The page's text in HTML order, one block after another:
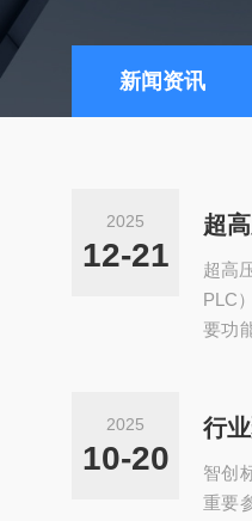
新闻资讯
2025
12-21
超
超高
PLC
要功
工作
结构
2025
10-20
智创
重要